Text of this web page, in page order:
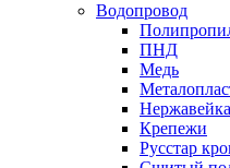
Водопровод
ПНД
Медь
Нержавейка
Крепежи
Русстар